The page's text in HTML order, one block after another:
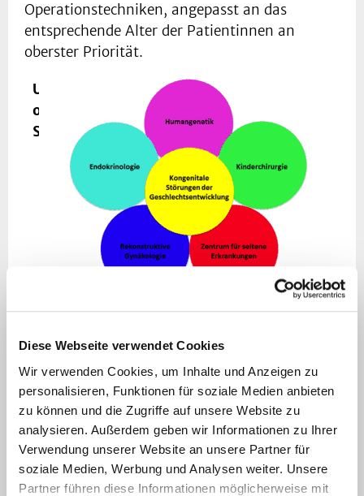
Diese Webseite verwendet Cookies
Wir verwenden Cookies, um Inhalte und Anzeigen zu
personalisieren, Funktionen für soziale Medien anbieten
zu können und die Zugriffe auf unsere Website zu
analysieren. Außerdem geben wir Informationen zu Ihrer
Verwendung unserer Website an unsere Partner für
soziale Medien, Werbung und Analysen weiter. Unsere
Partner führen diese Informationen möglicherweise mit
Operationstechniken, angepasst an das
entsprechende Alter der Patientinnen an
oberster Priorität.
Unser
operatives
Spektrum:
Korrektur
von
angeborenen
Fehlbildungen
minimaloperative
Verfahren
z.B.
die
Laserchirurgie
Anlage
einer
Neovagina